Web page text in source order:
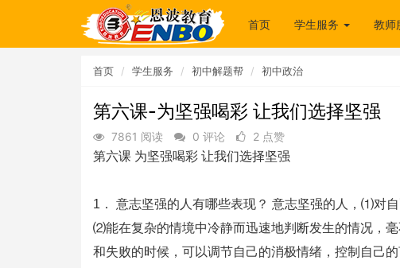
首页 学生服务 教师
首页 学生服务 初中解题帮 初中政治
第六课-为坚强喝彩 让我们选择坚强
7861 阅读 0 评论
2 点赞
第六课 为坚强喝彩 让我们选择坚强
1． 意志坚强的人有哪些表现？ 意志坚强的人，⑴对
⑵能在复杂的情境中冷静而迅速地判断发生的情况，
和失败的时候，可以调节自己的消极情绪，控制自己